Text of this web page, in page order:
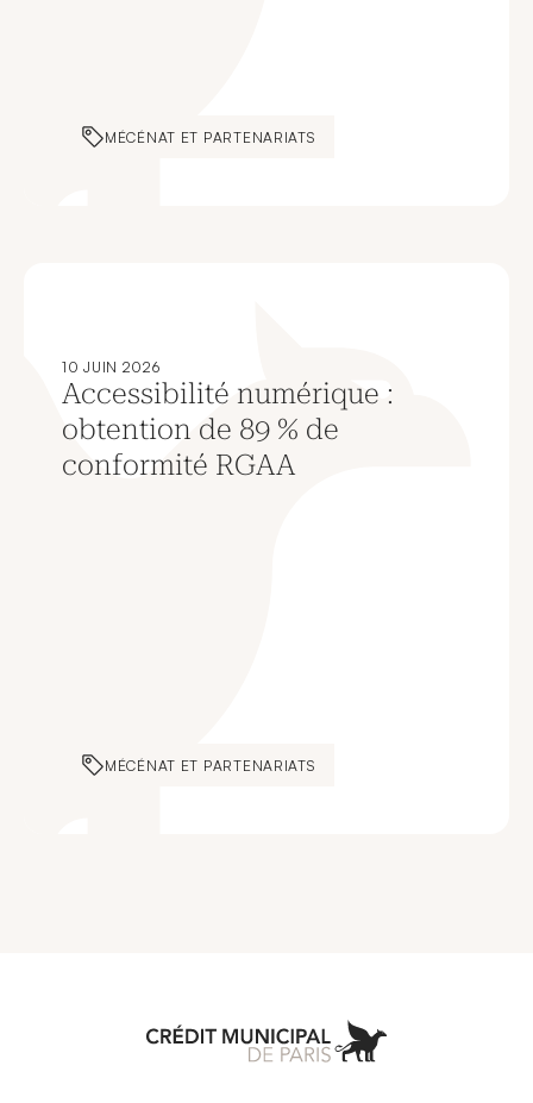
MÉCÉNAT ET PARTENARIATS
10 JUIN 2026
Accessibilité numérique :
obtention de 89 % de
conformité RGAA
MÉCÉNAT ET PARTENARIATS